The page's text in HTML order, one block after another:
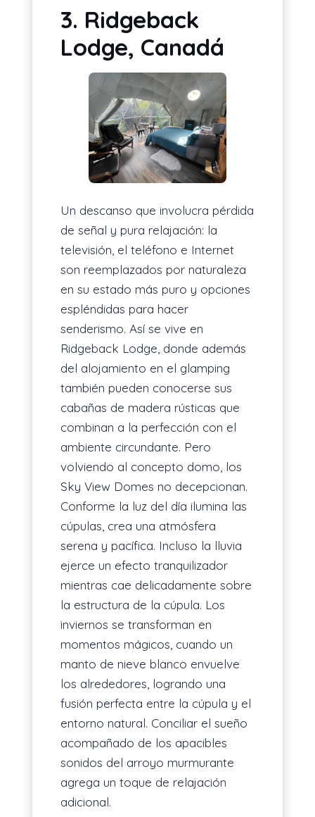
3. Ridgeback
Lodge, Canadá
Un descanso que involucra pérdida
de señal y pura relajación: la
televisión, el teléfono e Internet
son reemplazados por naturaleza
en su estado más puro y opciones
espléndidas para hacer
senderismo. Así se vive en
Ridgeback Lodge, donde además
del alojamiento en el glamping
también pueden conocerse sus
cabañas de madera rústicas que
combinan a la perfección con el
ambiente circundante. Pero
volviendo al concepto domo, los
Sky View Domes no decepcionan.
Conforme la luz del día ilumina las
cúpulas, crea una atmósfera
serena y pacífica. Incluso la lluvia
ejerce un efecto tranquilizador
mientras cae delicadamente sobre
la estructura de la cúpula. Los
inviernos se transforman en
momentos mágicos, cuando un
manto de nieve blanco envuelve
los alrededores, logrando una
fusión perfecta entre la cúpula y el
entorno natural. Conciliar el sueño
acompañado de los apacibles
sonidos del arroyo murmurante
agrega un toque de relajación
adicional.